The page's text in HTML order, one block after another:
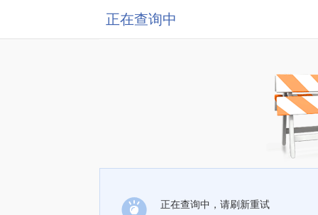
正在查询中
正在查询中，请刷新重试